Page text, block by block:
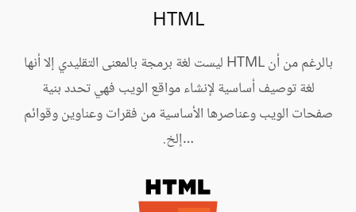
HTML
بالرغم من أن HTML ليست لغة برمجة بالمعنى التقليدي إلا أنها
لغة توصيف أساسية لإنشاء مواقع الويب فهي تحدد بنية
صفحات الويب وعناصرها الأساسية من فقرات وعناوين وقوائم
…إلخ.